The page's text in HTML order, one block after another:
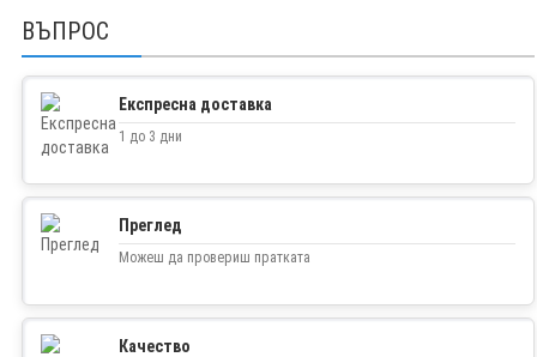
ВЪПРОС
Експресна доставка
1 до 3 дни
Преглед
Можеш да провериш пратката
Качество